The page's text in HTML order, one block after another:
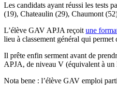
Les candidats ayant réussi les tests
(19), Chateaulin (29), Chaumont
L’élève GAV APJA reçoit une
lieu à classement général qui
Il prête enfin serment avant de
APJA, de niveau V (équivalent à un
Nota bene : l’élève GAV emploi